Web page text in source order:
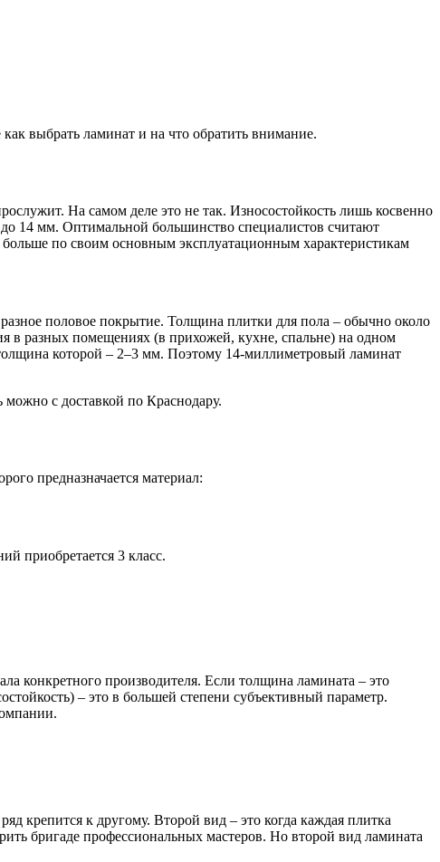
выбрать ламинат и на что обратить внимание.
На самом деле это не так. Износостойкость лишь косвенно
14 мм. Оптимальной большинство специалистов считают
по своим основным эксплуатационным характеристикам
половое покрытие. Толщина плитки для пола – обычно около
в разных помещениях (в прихожей, кухне, спальне) на одном
которой – 2–3 мм. Поэтому 14-миллиметровый ламинат
можно с доставкой по Краснодару.
предназначается материал:
приобретается 3 класс.
конкретного производителя. Если толщина ламината – это
– это в большей степени субъективный параметр.
крепится к другому. Второй вид – это когда каждая плитка
бригаде профессиональных мастеров. Но второй вид ламината